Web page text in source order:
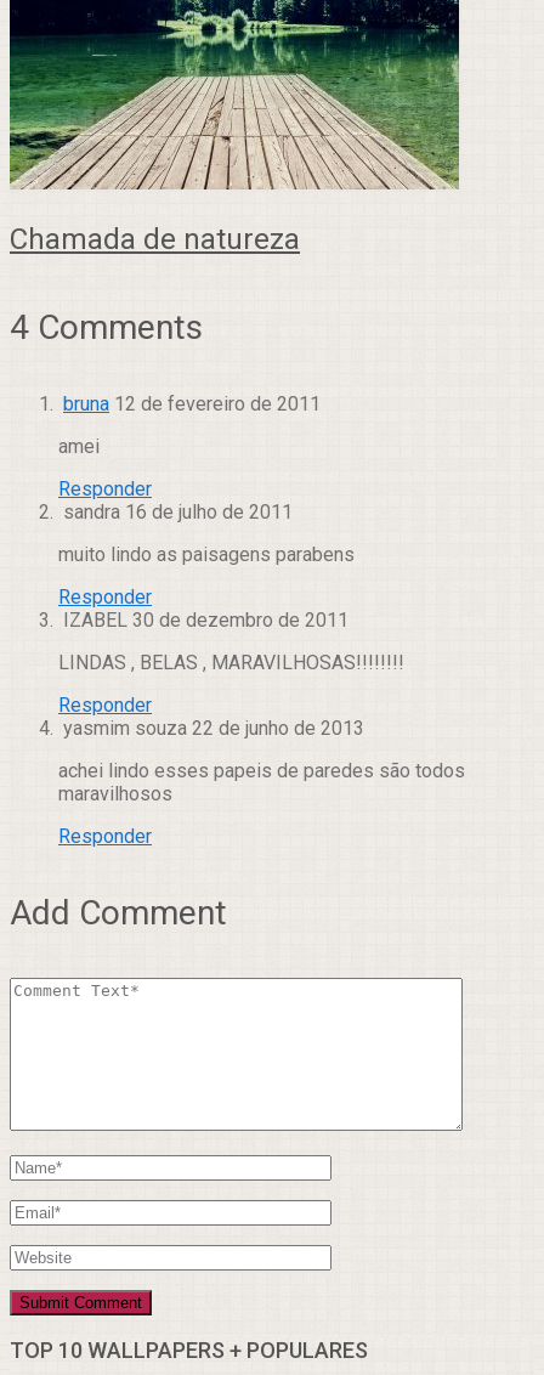
Chamada de natureza
4 Comments
bruna 12 de fevereiro de 2011
amei
Responder
sandra 16 de julho de 2011
muito lindo as paisagens parabens
Responder
IZABEL 30 de dezembro de 2011
LINDAS , BELAS , MARAVILHOSAS!!!!!!!!
Responder
yasmim souza 22 de junho de 2013
achei lindo esses papeis de paredes são todos
maravilhosos
Responder
Add Comment
TOP 10 WALLPAPERS + POPULARES